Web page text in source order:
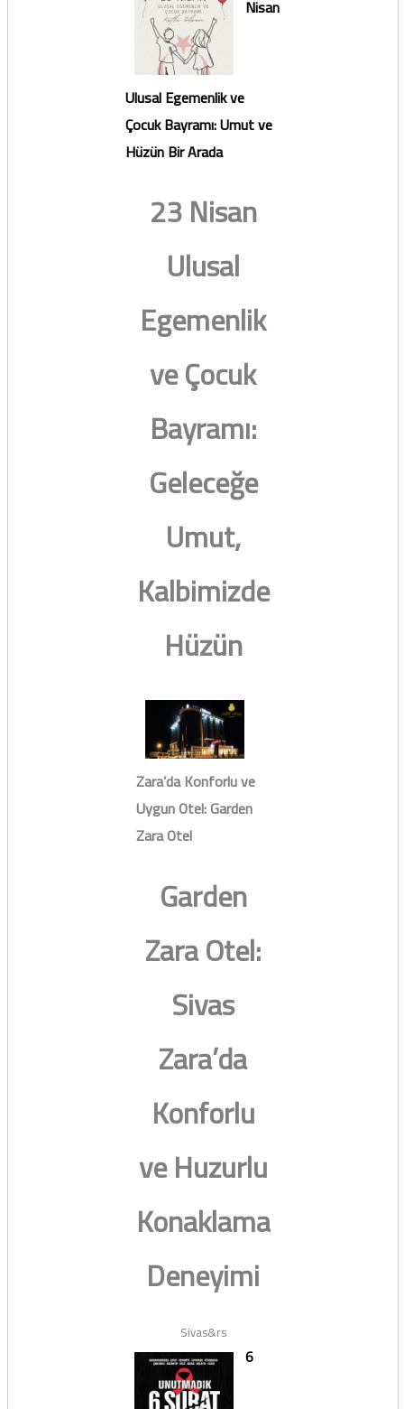
Nisan
Ulusal Egemenlik ve
Çocuk Bayramı: Umut ve
Hüzün Bir Arada
23 Nisan
Ulusal
Egemenlik
ve Çocuk
Bayramı:
Geleceğe
Umut,
Kalbimizde
Hüzün
Zara’da Konforlu ve
Uygun Otel: Garden
Zara Otel
Garden
Zara Otel:
Sivas
Zara’da
Konforlu
ve Huzurlu
Konaklama
Deneyimi
Sivas&rs
6